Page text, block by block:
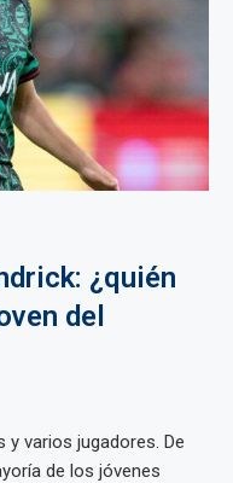
¿quién
del
y varios jugadores. De
de los jóvenes